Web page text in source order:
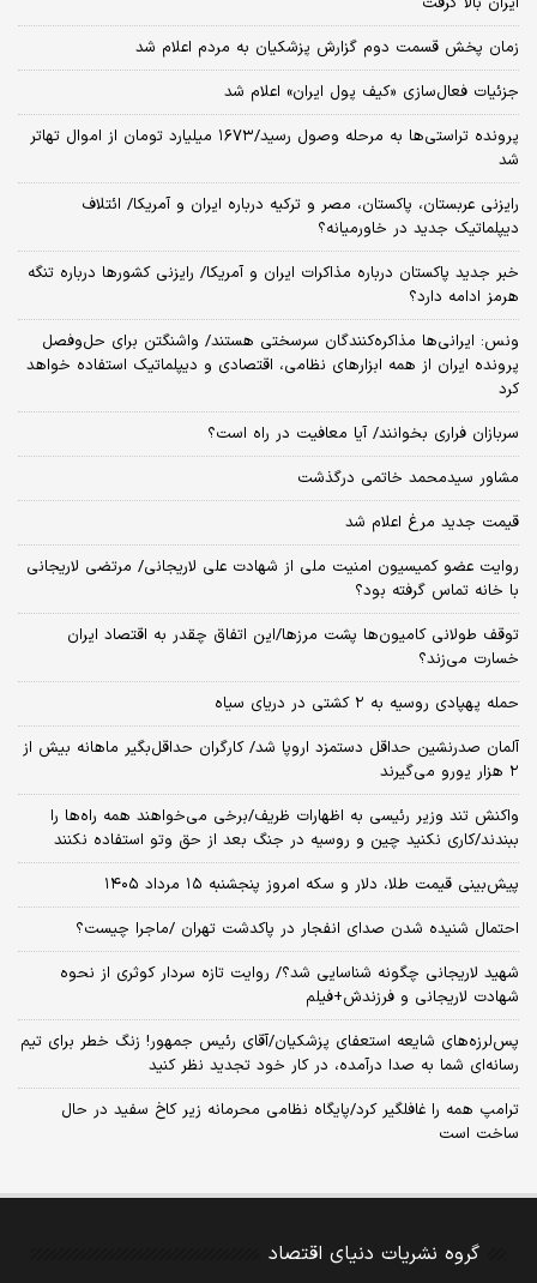
غول موشکی کره شمالی به حرکت درآمد/ پیونگ‌یانگ یک بالستیک شلیک
کرد
خطیب نماز جمعه این هفته تهران مشخص شد
زلزله در بازار مسکن تهران/ قیمت‌ها ۲ برابر شد، خریدار ناپدید شد
آخرین خبر ارتش از وضعیت ۳ خلبان عملیات العدید
طلای جهانی به قله ۷ هفته‌ای رسید/ دلار عقب نشست، فلز زرد صعود کرد
شکاف عمیق در اردوگاه غرب/ اختلاف ترامپ و پنتاگون بر سر هزینه‌های جنگ
ایران بالا گرفت
زمان پخش قسمت دوم گزارش پزشکیان به مردم اعلام شد
جزئیات فعال‌سازی «کیف پول ایران» اعلام شد
شد
رایزنی عربستان، پاکستان، مصر و ترکیه درباره ایران و آمریکا/ ائتلاف
دیپلماتیک جدید در خاورمیانه؟
خبر جدید پاکستان درباره مذاکرات ایران و آمریکا/ رایزنی کشورها درباره تنگه
هرمز ادامه دارد؟
ونس: ایرانی‌ها مذاکره‌کنندگان سرسختی هستند/ واشنگتن برای حل‌وفصل
پرونده ایران از همه ابزارهای نظامی، اقتصادی و دیپلماتیک استفاده خواهد
سربازان فراری بخوانند/ آیا معافیت در راه است؟
مشاور سیدمحمد خاتمی درگذشت
قیمت جدید مرغ اعلام شد
روایت عضو کمیسیون امنیت ملی از شهادت علی لاریجانی/ مرتضی لاریجانی
با خانه تماس گرفته بود؟
توقف طولانی کامیون‌ها پشت مرزها/این اتفاق چقدر به اقتصاد ایران
خسارت می‌زند؟
حمله پهپادی روسیه به ۲ کشتی در دریای سیاه
آلمان صدرنشین حداقل دستمزد اروپا شد/ کارگران حداقل‌بگیر ماهانه بیش از
۲ هزار یورو می‌گیرند
واکنش تند وزیر رئیسی به اظهارات ظریف/برخی می‌خواهند همه راه‌ها را
احتمال شنیده شدن صدای انفجار در پاکدشت تهران /ماجرا چیست؟